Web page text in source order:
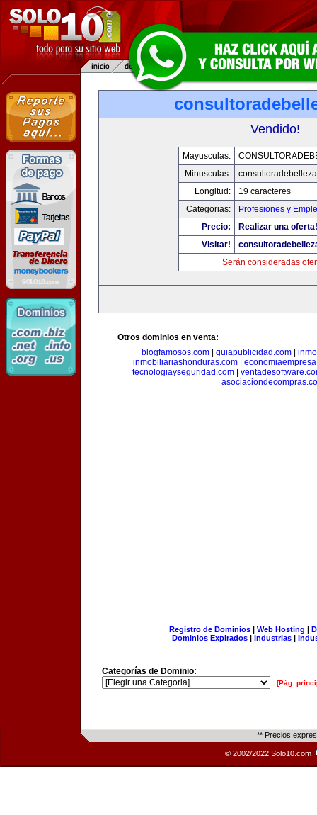
Vendido!
Mayusculas:
Minusculas:
Longitud:
19 caracteres
Categorias:
Profesiones y
Precio:
Realizar una oferta!
Visitar!
Serán consideradas
Otros dominios en venta:
blogfamosos.com
guiapublicidad.com
inmobiliariashonduras.com
tecnologiayseguridad.com|
Registro de Dominios| Web Hosting |
Dominios Expirados | Industrias |
Categorías de Dominio:
[Pág.
** Precios
© 2002/2022 Solo10.com